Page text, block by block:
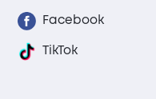
Facebook
TikTok